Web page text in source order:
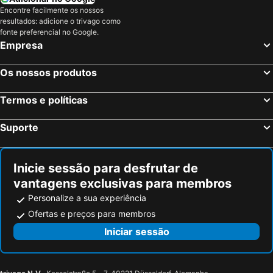
City Hotel Oss
Encontre facilmente os nossos
resultados: adicione o trivago como
fonte preferencial no Google.
Empresa
Os nossos produtos
Termos e políticas
Suporte
Inicie sessão para desfrutar de
vantagens exclusivas para membros
Personalize a sua experiência
Ofertas e preços para membros
Iniciar sessão